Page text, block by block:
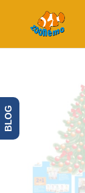
BLOG